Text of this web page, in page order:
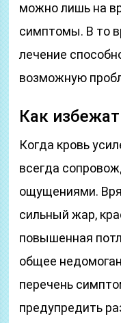
можно лишь на
симптомы. В то
лечение
возможную
Как
Когда кровь
всегда
ощущениями.
сильный жар,
повышенная
общее
перечень
предупредить